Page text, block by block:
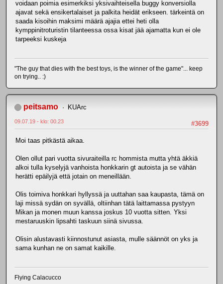
voidaan poimia esimerkiksi yksivaihteisella buggy konversiolla
ajavat sekä ensikertalaiset ja palkita heidät erikseen. tärkeintä on
saada kisoihin maksimi määrä ajajia ettei heti olla
kymppinitroturistin tilanteessa ossa kisat jää ajamatta kun ei ole
tarpeeksi kuskeja
"The guy that dies with the best toys, is the winner of the game"... keep
on trying.. :)
peitsamo KUArc
#3699
09.07.19 - klo: 00.23
Moi taas pitkästä aikaa.
Olen ollut pari vuotta sivuraiteilla rc hommista mutta yhtä äkkiä
alkoi tulla kyselyjä vanhoista honkkarin gt autoista ja se vähän
herätti epäilyjä että jotain on meneillään.
Olis toimiva honkkari hyllyssä ja uuttahan saa kaupasta, tämä on
laji missä sydän on syvällä, oltiinhan tätä laittamassa pystyyn
Mikan ja monen muun kanssa joskus 10 vuotta sitten. Yksi
mestaruuskin lipsahti taskuun siinä sivussa.
Olisin alustavasti kiinnostunut asiasta, mulle säännöt on yks ja
sama kunhan ne on samat kaikille.
Flying Calacucco